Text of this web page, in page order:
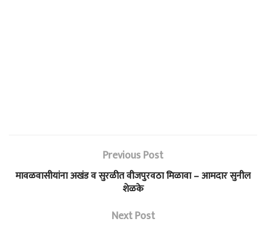
Previous Post
मावळवासीयांना अखंड व सुरळीत वीजपुरवठा मिळावा – आमदार सुनील
शेळके
Next Post